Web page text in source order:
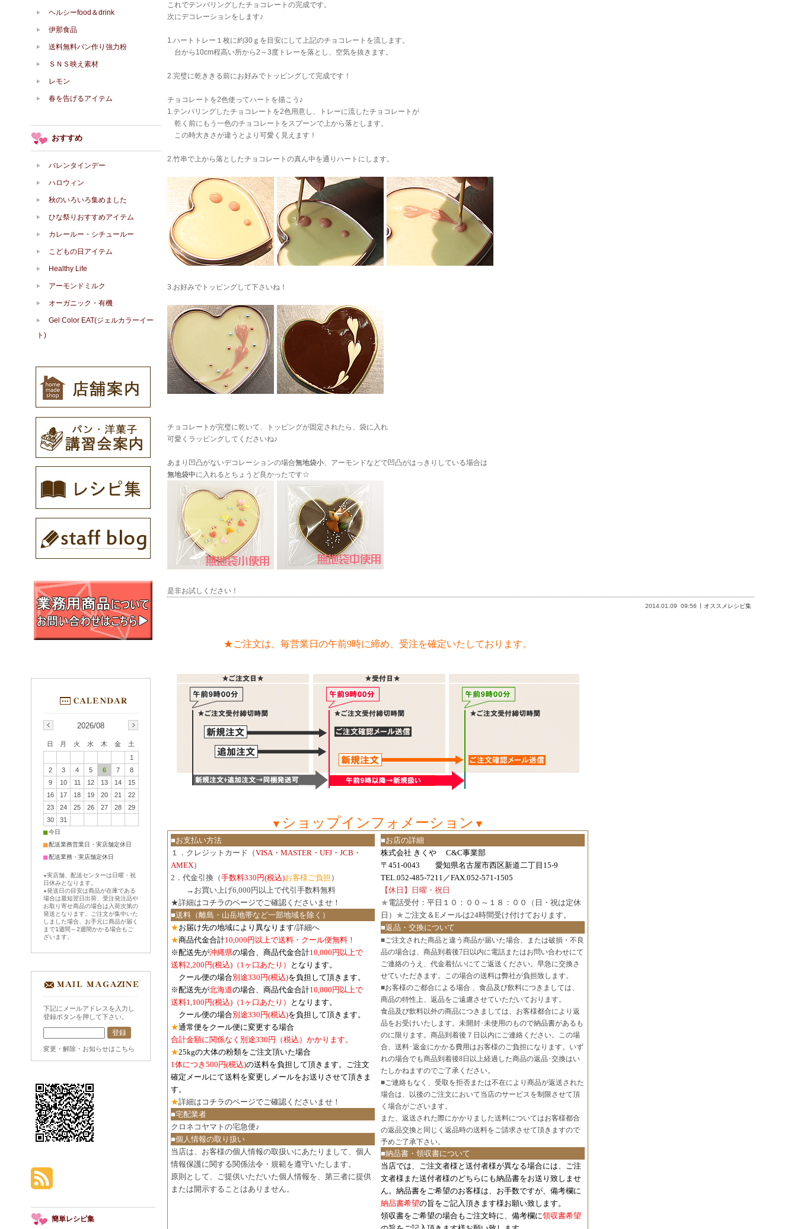
これでテンパリングしたチョコレートの完成です。
次にデコレーションをします♪
1.ハートトレー１枚に約30ｇを目安にして上記のチョコレートを流します。
台から10cm程高い所から2～3度トレーを落とし、空気を抜きます。
2.完璧に乾ききる前にお好みでトッピングして完成です！
チョコレートを2色使ってハートを描こう♪
1.テンパリングしたチョコレートを2色用意し、トレーに流したチョコレートが
乾く前にもう一色のチョコレートをスプーンで上から落とします。
この時大きさが違うとより可愛く見えます！
2.竹串で上から落としたチョコレートの真ん中を通りハートにします。
3.お好みでトッピングして下さいね！
チョコレートが完璧に乾いて、トッピングが固定されたら、袋に入れ
可愛くラッピングしてくださいね♪
あまり凹凸がないデコレーションの場合無地袋小、アーモンドなどで凹凸がはっきりしている場合は
無地袋中に入れるとちょうど良かったです☆
是非お試しください！
2014.01.09 09:56 オススメレシピ集
★ご注文は、毎営業日の午前9時に締め、受注を確定いたしております。
▼ ショップインフォメーション ▼
■お支払い方法
１．クレジットカード（VISA・MASTER・UFJ・JCB・
AMEX）
2．代金引換（手数料330円(税込)お客様ご負担 ）
→お買い上げ6,000円以上で代引手数料無料
★詳細は コチラのページでご確認 くださいませ！
■送料（離島・山岳地帯など一部地域を除く）
★お届け先の地域により異なります/詳細へ
★商品代金合計10,000円以上で送料・クール便無料！
※配送先が沖縄県の場合、商品代金合計10,000円以上で
送料2,200円(税込)（1ヶ口あたり）
となります。
クール便の場合別途330円(税込)を負担して頂きます。
※配送先が北海道の場合、商品代金合計10,000円以上で
送料1,100円(税込) （1ヶ口あたり）
となります。
クール便の場合別途330円(税込)を負担して頂きます。
★通常便をクール便に変更する場合
合計金額に関係なく別途330円（税込）かかります。
★25kgの大体の粉類をご注文頂いた場合
1体につき500円(税込)の送料を負担して頂きます。ご注文
確定メールにて送料を変更しメールをお送りさせて頂きま
す。
★詳細は コチラのページでご確認 くださいませ！
■宅配業者
クロネコヤマトの宅急便♪
■個人情報の取り扱い
当店は、お客様の個人情報の取扱いにあたりまして、個人
情報保護に関する関係法令・規範を遵守いたします。
原則として、ご提供いただいた個人情報を、第三者に提供
または開示することはありません。
■お店の詳細
株式会社 きくや C&C事業部
〒451-0043 愛知県名古屋市西区新道二丁目15-9
TEL.052-485-7211／FAX.052-571-1505
【休日】日曜・祝日
★電話受付：平日１０：００～１８：００（日・祝は定休
日） ★ご注文＆Eメールは24時間受け付けております。
■返品・交換について
■ご注文された商品と違う商品が届いた場合、または破損・不良
品の場合は、商品到着後7日以内に電話またはお問い合わせにて
ご連絡のうえ、代金着払いにてご返送ください。早急に交換さ
せていただきます。この場合の送料は弊社が負担致します。
■お客様のご都合による場合 、食品及び飲料につきましては、
商品の特性上、返品をご遠慮させていただいております。
食品及び飲料以外の商品につきましては、お客様都合により返
品をお受けいたします。未開封･未使用のもので納品書があるも
のに限ります。商品到着後７日以内にご連絡ください。この場
合、送料･返金にかかる費用はお客様のご負担になります。いず
れの場合でも商品到着後8日以上経過した商品の返品･交換はい
たしかねますのでご了承ください。
■ご連絡もなく、受取を拒否または不在により商品が返送された
場合は、以後のご注文において当店のサービスを制限させて頂
く場合がございます。
また、返送された際にかかりました送料についてはお客様都合
の返品交換と同じく返品時の送料をご請求させて頂きますので
予めご了承下さい。
■納品書・領収書について
当店では、ご注文者様と送付者様が異なる場合には、 ご注
文者様また送付者様のどちらにも納品書をお送り致しませ
ん。納品書をご希望のお客様は、お手数ですが、備考欄に
納品書希望の旨をご記入頂きます様お願い致します。
領収書をご希望の場合もご注文時に、備考欄に領収書希望
ヘルシーfood＆drink
伊那食品
送料無料パン作り強力粉
ＳＮＳ映え素材
レモン
春を告げるアイテム
おすすめ
バレンタインデー
ハロウィン
秋のいろいろ集めました
ひな祭りおすすめアイテム
カレールー・シチュールー
こどもの日アイテム
Healthy Life
アーモンドミルク
オーガニック・有機
Gel Color EAT(ジェルカラーイー
ト)
2026/08
日 月 火 水 木 金
土
1
2
3 4 5 6 7
8
9
10 11 12 13 14
15
16
17 18 19 20 21
22
23
24 25 26 27 28
29
30
31
■今日
■配送業務営業日・実店舗定休日
■配送業務・実店舗定休日
★実店舗、配送センターは日曜・祝
日休みとなります。
★発送日の目安は商品が在庫である
場合は最短翌日出荷、受注発注品や
お取り寄せ商品の場合は入荷次第の
発送となります。ご注文が集中いた
しました場合、お手元に商品が届く
まで1週間～2週間かかる場合もご
ざいます。
下記にメールアドレスを入力し
登録ボタンを押して下さい。
変更・解除・お知らせはこちら
簡単レシピ集